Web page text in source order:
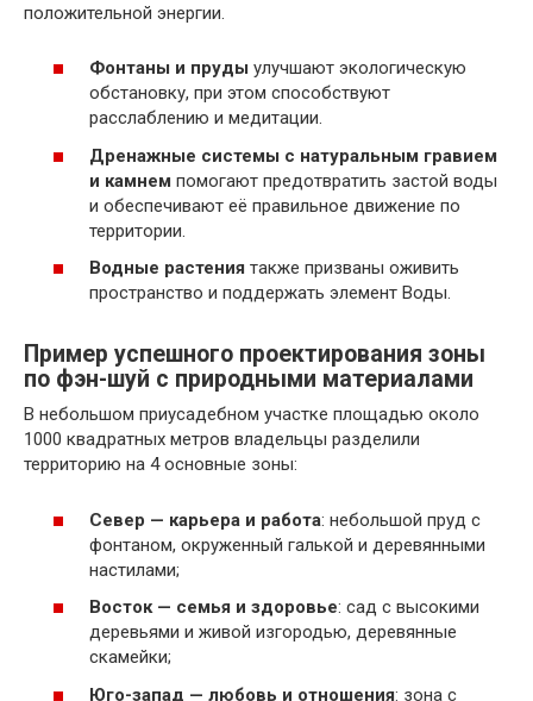
положительной энергии.
Фонтаны и пруды улучшают экологическую
обстановку, при этом способствуют
расслаблению и медитации.
Дренажные системы с натуральным гравием
и камнем помогают предотвратить застой воды
и обеспечивают её правильное движение по
территории.
Водные растения также призваны оживить
пространство и поддержать элемент Воды.
Пример успешного проектирования зоны
по фэн-шуй с природными материалами
В небольшом приусадебном участке площадью около
1000 квадратных метров владельцы разделили
территорию на 4 основные зоны:
Север — карьера и работа: небольшой пруд с
фонтаном, окруженный галькой и деревянными
настилами;
Восток — семья и здоровье: сад с высокими
деревьями и живой изгородью, деревянные
скамейки;
Юго-запад — любовь и отношения: зона с